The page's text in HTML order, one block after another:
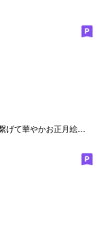
繋げて華やかお正月絵文字デコレーション